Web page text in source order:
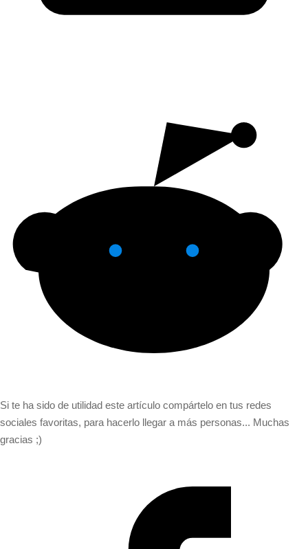
Si te ha sido de utilidad este artículo compártelo en tus redes
sociales favoritas, para hacerlo llegar a más personas... Muchas
gracias ;)